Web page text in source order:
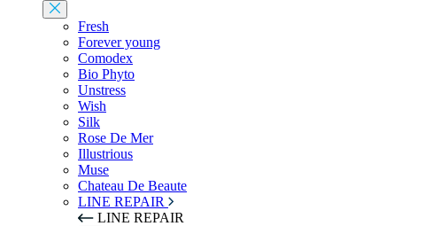
Fresh
Forever young
Comodex
Bio Phyto
Unstress
Wish
Silk
Rose De Mer
Illustrious
Muse
Chateau De Beaute
LINE REPAIR
LINE REPAIR